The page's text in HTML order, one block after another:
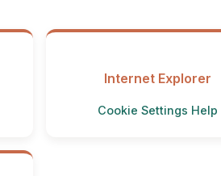
Internet Explorer
Cookie Settings Help